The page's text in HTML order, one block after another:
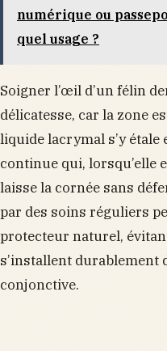
numérique ou
quel usage ?
Soigner l’œil d’un félin
délicatesse, car la zone
liquide lacrymal s’y
continue qui, lorsqu’elle
laisse la cornée sans
par des soins réguliers
protecteur naturel,
s’installent durablement
conjonctive.